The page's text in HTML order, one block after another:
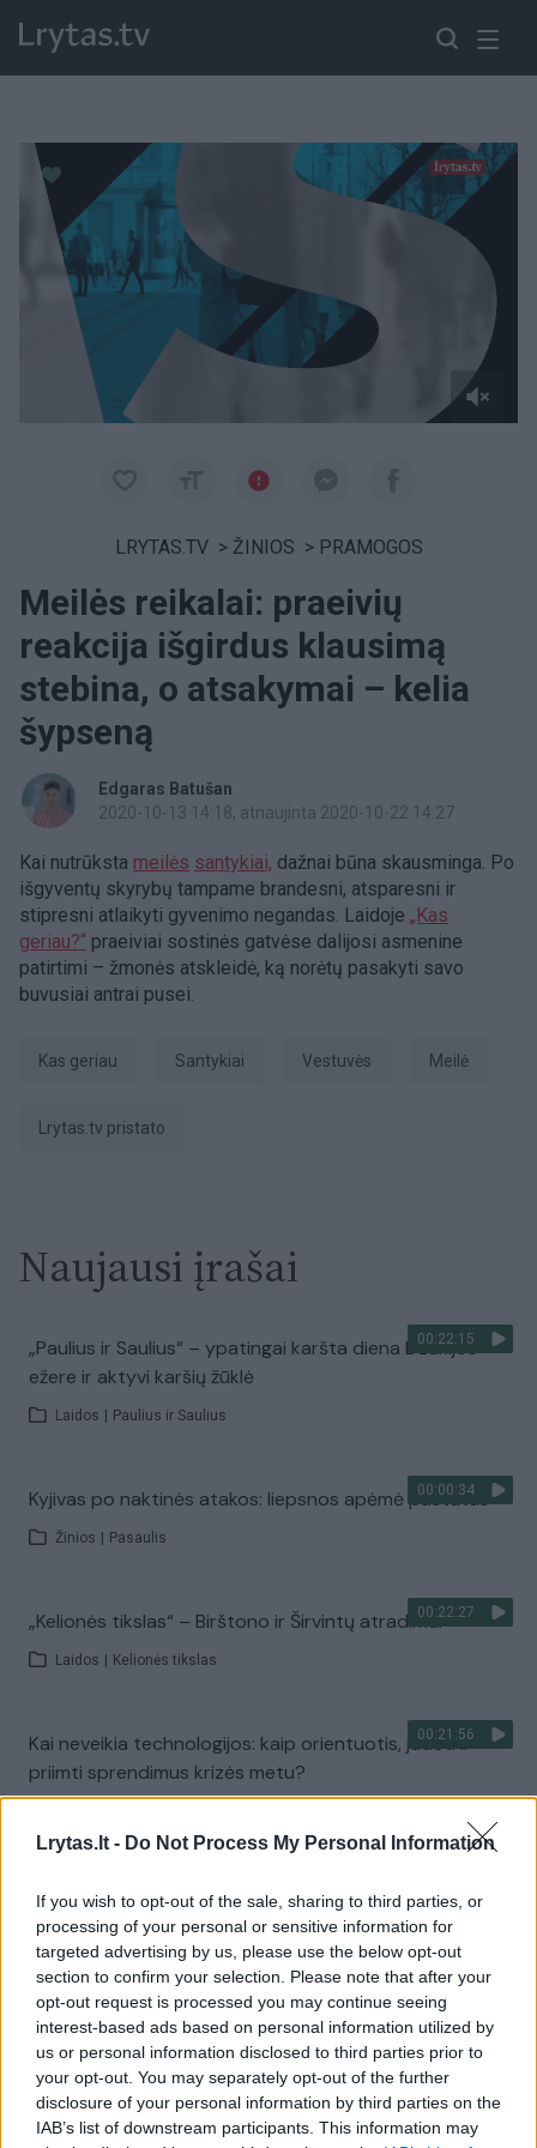
Lrytas.lt - Do Not Process My Personal Information
If you wish to opt-out of the sale, sharing to third parties, or
processing of your personal or sensitive information for
targeted advertising by us, please use the below opt-out
section to confirm your selection. Please note that after your
opt-out request is processed you may continue seeing
interest-based ads based on personal information utilized by
us or personal information disclosed to third parties prior to
your opt-out. You may separately opt-out of the further
disclosure of your personal information by third parties on the
IAB’s list of downstream participants. This information may
Paremkite Ukrainą
LRYTAS.TV > ŽINIOS > PRAMOGOS
Meilės reikalai: praeivių
reakcija išgirdus klausimą
stebina, o atsakymai – kelia
šypseną
Edgaras Batušan
2020-10-13 14:18, atnaujinta 2020-10-22 14:27
Kai nutrūksta meilės santykiai, dažnai būna skausminga. Po
išgyventų skyrybų tampame brandesni, atsparesni ir
stipresni atlaikyti gyvenimo negandas. Laidoje „Kas
geriau?“ praeiviai sostinės gatvėse dalijosi asmenine
patirtimi – žmonės atskleidė, ką norėtų pasakyti savo
buvusiai antrai pusei.
Kas geriau Santykiai Vestuvės Meilė
Lrytas.tv pristato
Naujausi įrašai
00:22:15
„Paulius ir Saulius“ – ypatingai karšta diena Dzūkijos
ežere ir aktyvi karšių žūklė
Laidos Paulius ir Saulius
00:00:34
Kyjivas po naktinės atakos: liepsnos apėmė pastatus
Žinios Pasaulis
00:22:27
„Kelionės tikslas“ – Birštono ir Širvintų atradimai
Laidos Kelionės tikslas
00:21:56
Kai neveikia technologijos: kaip orientuotis, judėti ir
priimti sprendimus krizės metu?
Visi įrašai
Žiūrimiausi įrašai
00:00:30
Vaizdai iš tragiškos avarijos Vilniaus r.: dviejų moterų ir
vaiko gyvybių išgelbėti nepavyko